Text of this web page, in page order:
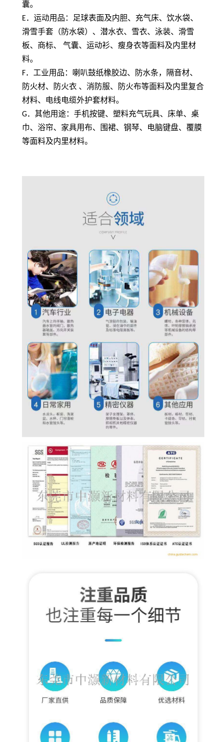
囊。
E．运动用品：足球表面及内胆、充气床、饮水袋、
滑雪手套（防水袋）、潜水衣、雪衣、泳装、滑雪
板、商标、 气囊、运动衫、瘦身衣等面料及内里材
料。
F．工业用品：喇叭鼓纸橡胶边、防水条，隔音材、
防火材、防火衣 、消防服、防火布等面料及内里复合
材料、电线电缆外护套材料。
G．其他用途：手机按键、塑料充气玩具、床单、桌
巾、浴帘、家具用布、围裙、钢琴、电脑键盘、覆膜
等面料及内里材料。